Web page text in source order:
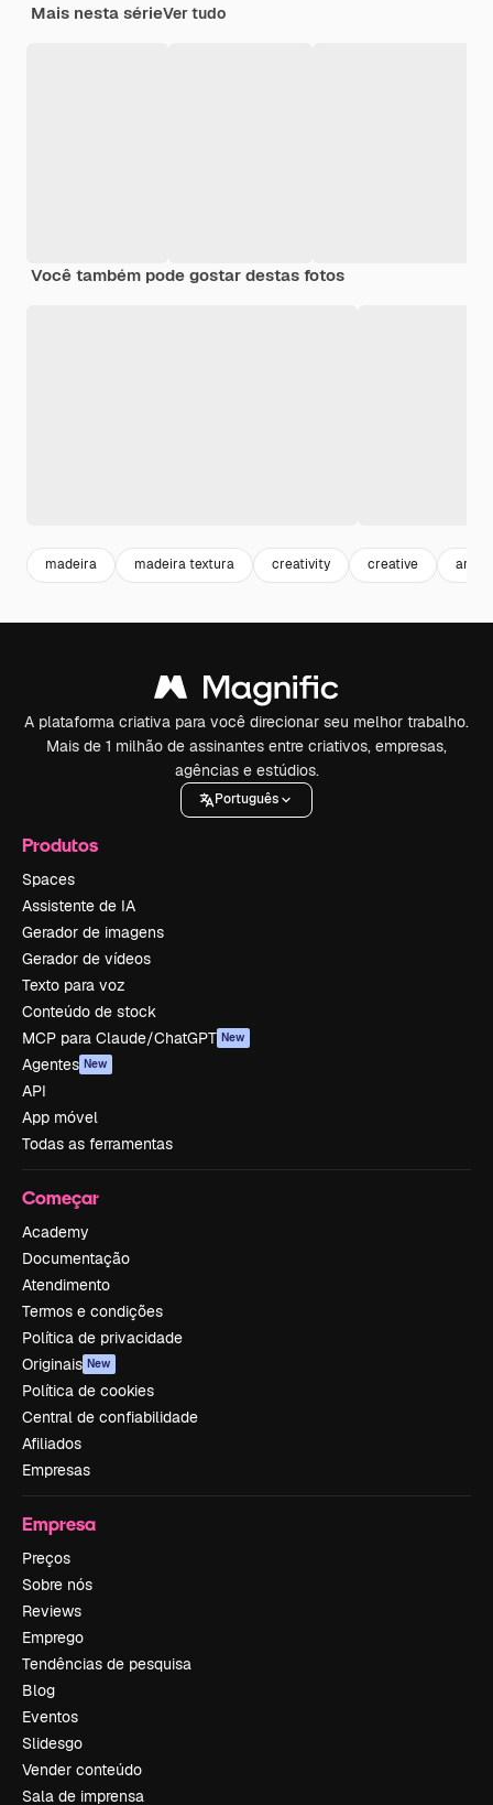
Mais nesta sérieVer tudo
Você também pode gostar destas fotos
madeira madeira textura creativity creative
A plataforma criativa para você direcionar seu melhor trabalho.
Mais de 1 milhão de assinantes entre criativos, empresas,
agências e estúdios.
Português
Produtos
Spaces
Assistente de IA
Gerador de imagens
Gerador de vídeos
Texto para voz
Conteúdo de stock
MCP para Claude/ChatGPT New
Agentes New
API
App móvel
Todas as ferramentas
Começar
Academy
Documentação
Atendimento
Termos e condições
Política de privacidade
Originais New
Política de cookies
Central de confiabilidade
Afiliados
Empresas
Empresa
Preços
Sobre nós
Reviews
Emprego
Tendências de pesquisa
Blog
Eventos
Slidesgo
Vender conteúdo
Sala de imprensa